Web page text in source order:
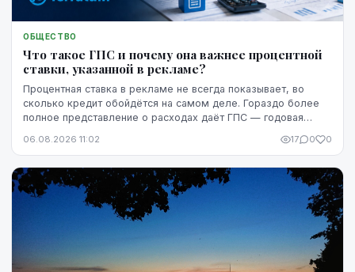
ОБЩЕСТВО
Что такое ГПС и почему она важнее процентной
ставки, указанной в рекламе?
Процентная ставка в рекламе не всегда показывает, во
сколько кредит обойдётся на самом деле. Гораздо более
полное представление о расходах даёт ГПС — годовая
06.08.2026 11:02 17 0 0